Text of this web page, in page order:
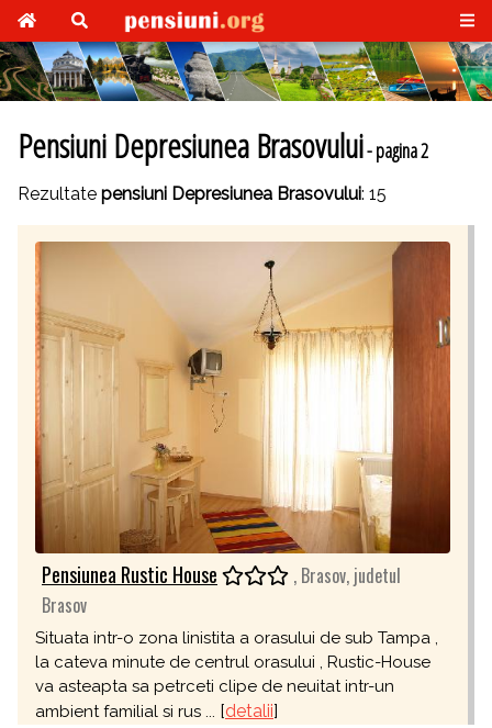
Pensiuni Depresiunea Brasovului- pagina 2
Rezultate pensiuni Depresiunea Brasovului: 15
Pensiunea Rustic House
, Brasov, judetul
Brasov
Situata intr-o zona linistita a orasului de sub Tampa ,
la cateva minute de centrul orasului , Rustic-House
va asteapta sa petrceti clipe de neuitat intr-un
ambient familial si rus ... [detalii]